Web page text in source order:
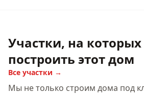
Участки, на
построить этот дом
Все участки →
Мы не только строим дома под